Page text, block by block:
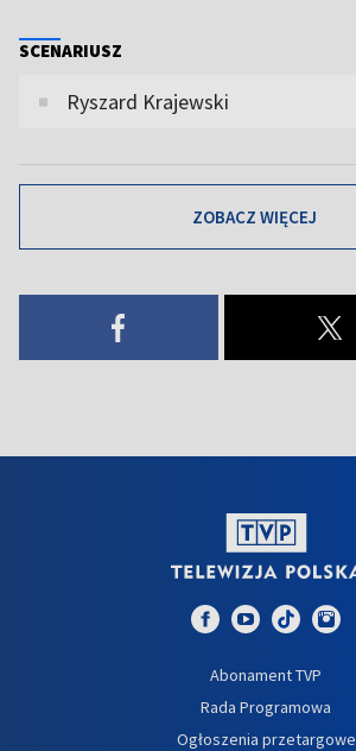
SCENARIUSZ
Ryszard Krajewski
ZOBACZ WIĘCEJ
Abonament TVP
Rada Programowa
Ogłoszenia przetargowe